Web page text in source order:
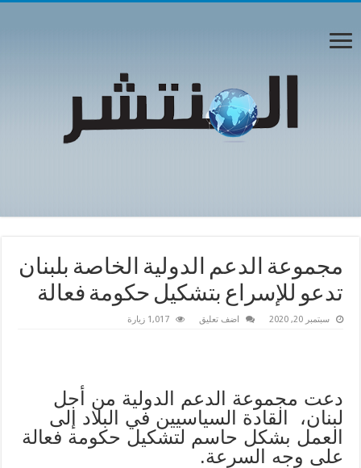
مجموعة الدعم الدولية الخاصة بلبنان
تدعو للإسراع بتشكيل حكومة فعالة
سبتمبر 20, 2020 اضف تعليق 1,017 زيارة
دعت مجموعة الدعم الدولية من أجل
لبنان، القادة السياسيين في البلاد إلى
العمل بشكل حاسم لتشكيل حكومة فعالة
على وجه السرعة.